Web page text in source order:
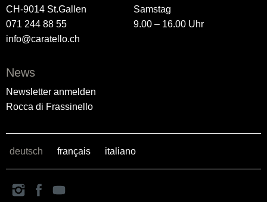
CH-9014 St.Gallen
071 244 88 55
info@caratello.ch
Samstag
9.00 – 16.00 Uhr
News
Newsletter anmelden
Rocca di Frassinello
deutsch français italiano